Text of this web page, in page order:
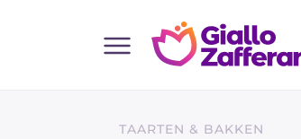
Alle receptenTAARTEN & BAKKEN